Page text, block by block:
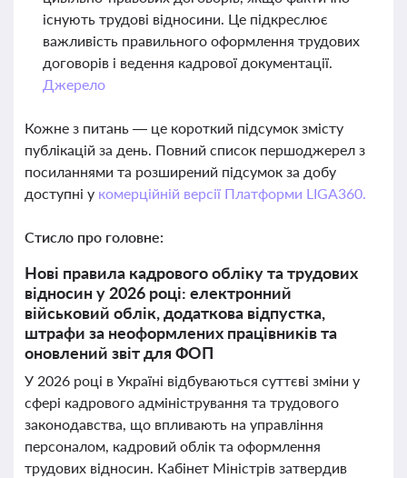
існують трудові відносини. Це підкреслює
важливість правильного оформлення трудових
договорів і ведення кадрової документації.
Джерело
Кожне з питань — це короткий підсумок змісту
публікацій за день. Повний список першоджерел з
посиланнями та розширений підсумок за добу
доступні у комерційній версії Платформи LIGA360.
Стисло про головне:
Нові правила кадрового обліку та трудових
відносин у 2026 році: електронний
військовий облік, додаткова відпустка,
штрафи за неоформлених працівників та
оновлений звіт для ФОП
У 2026 році в Україні відбуваються суттєві зміни у
сфері кадрового адміністрування та трудового
законодавства, що впливають на управління
персоналом, кадровий облік та оформлення
трудових відносин. Кабінет Міністрів затвердив